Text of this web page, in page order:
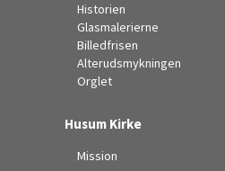
Historien
Glasmalerierne
Billedfrisen
Alterudsmykningen
Orglet
Husum Kirke
Mission